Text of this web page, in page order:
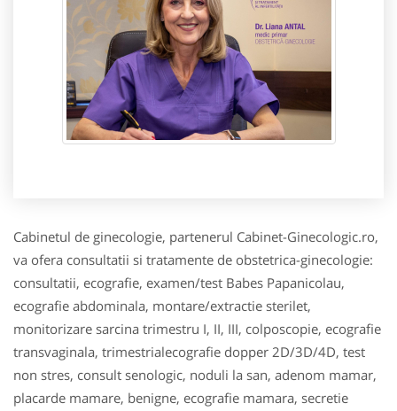
Cabinetul de ginecologie, partenerul Cabinet-Ginecologic.ro,
va ofera consultatii si tratamente de obstetrica-ginecologie:
consultatii, ecografie, examen/test Babes Papanicolau,
ecografie abdominala, montare/extractie sterilet,
monitorizare sarcina trimestru I, II, III, colposcopie, ecografie
transvaginala, trimestrialecografie dopper 2D/3D/4D, test
non stres, consult senologic, noduli la san, adenom mamar,
placarde mamare, benigne, ecografie mamara, secretie